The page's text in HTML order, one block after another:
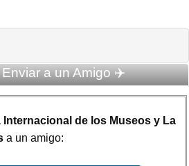
a un Amigo ✈️
Internacional de los Museos y La
a un amigo: